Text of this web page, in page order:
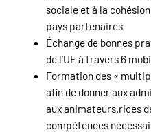
sociale et à la
pays partenaires
Échange de bonnes
de l’UE à travers 6
Formation des «
afin de donner aux
aux animateurs.rices
compétences